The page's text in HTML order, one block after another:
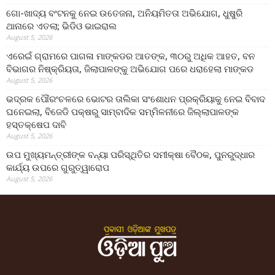
ଗୋ-ଖାଦ୍ୟ ବଂଟନକୁ ନେଇ ଉତେଜନା, ଅନିୟମିତତା ଅଭିଯୋଗ, ଧୁଷୁରି
ଥାନାରେ ଏତଲା; ଭିଡିଓ ଭାଇରାଲ
August 5, 2026
ଏରେଇଁ ଗ୍ରାମରେ ପାଗଳା ମାଙ୍କଡର ଆତଙ୍କ, ୩୦ରୁ ଅଧିକ ଆହତ, ବନ
ବିଭାଗର ନିଷ୍କ୍ରିୟତା, ଜିଲାପାଳଙ୍କୁ ଅଭିଯୋଗ ପରେ ଧରାହେଲା ମାଙ୍କଡ
August 5, 2026
ଭଦ୍ରକ ପୌରଂଚଳରେ ଭୋଟର ତାଲିକା ସଂଶୋଧନ ପ୍ରକ୍ରିୟାକୁ ନେଇ ବିବାଦ
ଘନେଇଲା, ବିଜେଡି ପକ୍ଷରୁ ସାମ୍ବାଦିକ ସମ୍ମିଳନୀରେ ଜିଲ୍ଲାପାଳଙ୍କ
ହସ୍ତକ୍ଷେପ ଦାବି
August 5, 2026
ଉପ ମୁଖ୍ୟମନ୍ତ୍ରୀଙ୍କ ବନ୍ୟା ପରିସ୍ଥିତିର ସମୀକ୍ଷା ବୈଠକ, ପୁନରୁଦ୍ଧାର
କାର୍ଯ୍ୟ ଉପରେ ଗୁରୁତ୍ୱାରୋପ
August 5, 2026